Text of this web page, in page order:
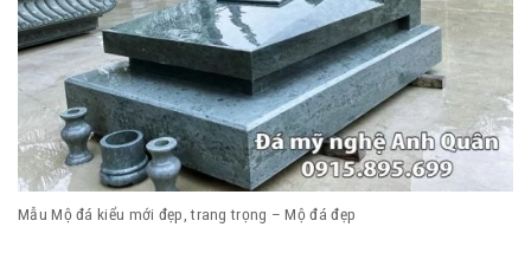
Mẫu Mộ đá kiểu mới đẹp, trang trọng – Mộ đá đẹp